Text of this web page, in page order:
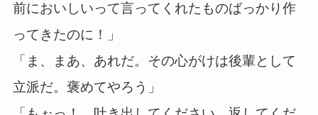
前においしいって言ってくれたものばっかり作
ってきたのに！」
「ま、まあ、あれだ。その心がけは後輩として
立派だ。褒めてやろう」